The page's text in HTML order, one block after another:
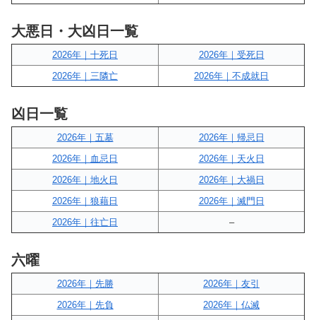
大悪日・大凶日一覧
2026年｜十死日
2026年｜受死日
2026年｜三隣亡
2026年｜不成就日
凶日一覧
2026年｜五墓
2026年｜帰忌日
2026年｜血忌日
2026年｜天火日
2026年｜地火日
2026年｜大禍日
2026年｜狼藉日
2026年｜滅門日
2026年｜往亡日
–
六曜
2026年｜先勝
2026年｜友引
2026年｜先負
2026年｜仏滅